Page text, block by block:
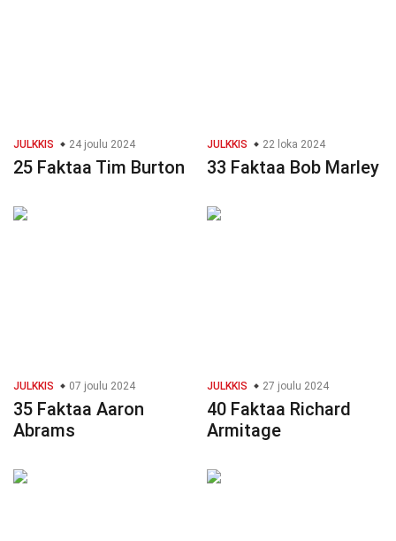
JULKKIS 24 joulu 2024
25 Faktaa Tim Burton
JULKKIS 22 loka 2024
33 Faktaa Bob Marley
JULKKIS 07 joulu 2024
35 Faktaa Aaron
Abrams
JULKKIS 27 joulu 2024
40 Faktaa Richard
Armitage